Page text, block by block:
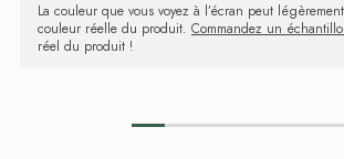
La couleur que vous voyez à l’écran peut
couleur réelle du produit. Commandez un
réel du produit !